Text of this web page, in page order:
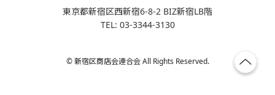
東京都新宿区西新宿6-8-2 BIZ新宿LB階
TEL: 03-3344-3130
© 新宿区商店会連合会 All Rights Reserved.